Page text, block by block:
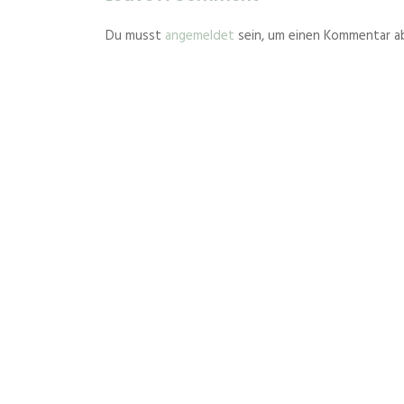
Du musst angemeldet sein, um einen Kommentar